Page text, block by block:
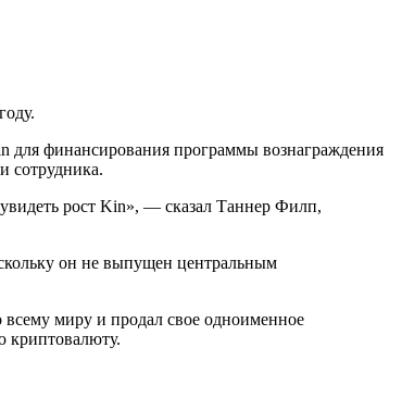
для финансирования программы вознаграждения
сотрудника.
рост Kin», — сказал Таннер Филп,
он не выпущен центральным
всему миру и продал свое одноименное
криптовалюту.